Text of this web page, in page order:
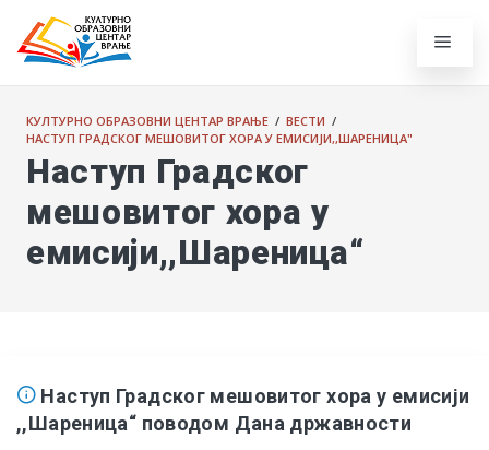
КУЛТУРНО ОБРАЗОВНИ ЦЕНТАР ВРАЊЕ / ВЕСТИ /
НАСТУП ГРАДСКОГ МЕШОВИТОГ ХОРА У ЕМИСИЈИ,,ШАРЕНИЦА"
Наступ Градског
мешовитог хора у
емисији,,Шареница“
Наступ Градског мешовитог хора у емисији
,,Шареница“ поводом Дана државности